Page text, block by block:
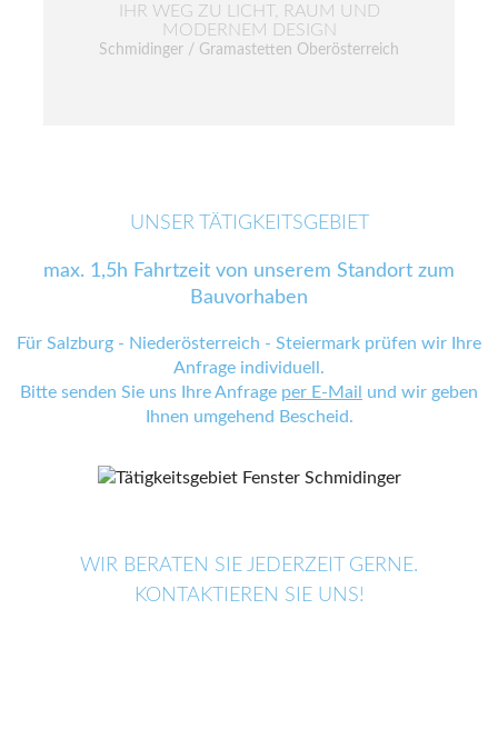
IHR WEG ZU LICHT, RAUM UND
MODERNEM DESIGN
Schmidinger / Gramastetten Oberösterreich
UNSER TÄTIGKEITSGEBIET
max. 1,5h Fahrtzeit von unserem Standort zum
Bauvorhaben
Für Salzburg - Niederösterreich - Steiermark prüfen wir Ihre
Anfrage individuell.
Bitte senden Sie uns Ihre Anfrage per E-Mail
und wir geben
Ihnen umgehend Bescheid.
WIR BERATEN SIE JEDERZEIT GERNE.
KONTAKTIEREN SIE UNS!